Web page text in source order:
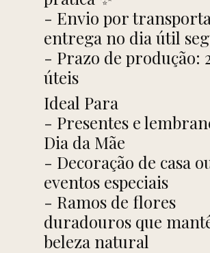
- Envio por
entrega no dia útil
- Prazo de produção:
úteis
Ideal Para
- Presentes e
Dia da Mãe
- Decoração de casa
eventos especiais
- Ramos de flores
duradouros que
beleza natural